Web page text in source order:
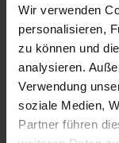
Wir verwenden
personalisieren,
zu können und
analysieren.
Verwendung
soziale Medien,
Partner führen
Weitere Bilder